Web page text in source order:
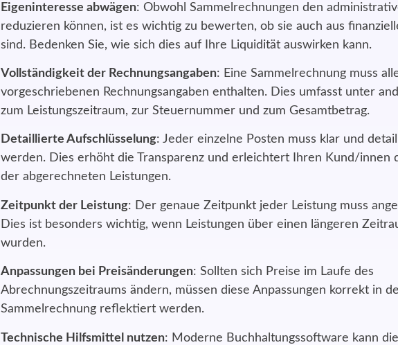
Eigeninteresse abwägen: Obwohl Sammelrechnungen den
reduzieren können, ist es wichtig zu bewerten, ob sie auch aus
sind. Bedenken Sie, wie sich dies auf Ihre Liquidität auswirken kann.
Vollständigkeit der Rechnungsangaben: Eine Sammelrechnung muss
vorgeschriebenen Rechnungsangaben enthalten. Dies umfasst unter
zum Leistungszeitraum, zur Steuernummer und zum Gesamtbetrag.
Detaillierte Aufschlüsselung: Jeder einzelne Posten muss klar und
werden. Dies erhöht die Transparenz und erleichtert Ihren Kund/innen
der abgerechneten Leistungen.
Zeitpunkt der Leistung: Der genaue Zeitpunkt jeder Leistung muss
Dies ist besonders wichtig, wenn Leistungen über einen längeren
wurden.
Anpassungen bei Preisänderungen: Sollten sich Preise im Laufe des
Abrechnungszeitraums ändern, müssen diese Anpassungen korrekt in
Sammelrechnung reflektiert werden.
Technische Hilfsmittel nutzen: Moderne Buchhaltungssoftware kann